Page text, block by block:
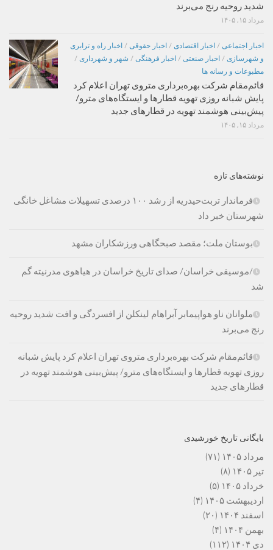
شدید روحیه رنج می‌برند
مرداد ۱۵, ۱۴۰۵
اخبار اجتماعی / اخبار اقتصادی / اخبار حقوقی / اخبار راه و ترابری
و شهرسازی / اخبار صنعتی / اخبار فرهنگی / شهر و شهرداری /
مطبوعات و رسانه ها
قائم‌مقام شرکت بهره‌برداری متروی تهران اعلام کرد
پایش شبانه روزی تهویه قطارها و ایستگاه‌های مترو/
پیش‌بینی هوشمند تهویه در قطارهای جدید
مرداد ۱۵, ۱۴۰۵
نوشته‌های تازه
فرماندار تربت‌حیدریه از رشد ۱۰۰ درصدی تسهیلات مشاغل خانگی
شهرستان خبر داد
بوستان ملت؛ مقصد صبحگاهی ورزشکاران مشهد
/موسیقی خراسان/ صدای تاریخ خراسان در هیاهوی مدرنیته گم
شد
ملوانان ناو هواپیمابر آبراهام لینکلن از افسردگی و افت شدید روحیه
رنج می‌برند
قائم‌مقام شرکت بهره‌برداری متروی تهران اعلام کرد پایش شبانه
روزی تهویه قطارها و ایستگاه‌های مترو/ پیش‌بینی هوشمند تهویه در
قطارهای جدید
بایگانی تاریخ خورشیدی
مرداد ۱۴۰۵
(۷۱)
تیر ۱۴۰۵
(۸)
خرداد ۱۴۰۵
(۵)
اردیبهشت ۱۴۰۵
(۴)
اسفند ۱۴۰۴
(۲۰)
بهمن ۱۴۰۴
(۴)
دی ۱۴۰۴
(۱۱۲)